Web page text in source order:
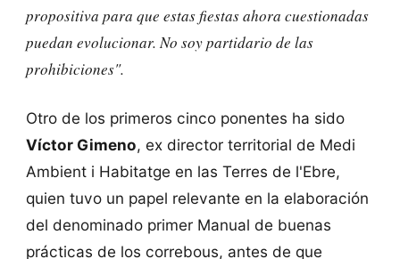
propositiva para que estas fiestas ahora cuestionadas
puedan evolucionar. No soy partidario de las
prohibiciones".
Otro de los primeros cinco ponentes ha sido
Víctor Gimeno, ex director territorial de Medi
Ambient i Habitatge en las Terres de l'Ebre,
quien tuvo un papel relevante en la elaboración
del denominado primer Manual de buenas
prácticas de los correbous, antes de que